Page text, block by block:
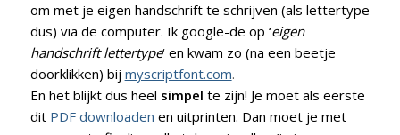
om met je eigen handschrift te schrijven (als lettertype
dus) via de computer. Ik google-de op ‘eigen
handschrift lettertype‘ en kwam zo (na een beetje
doorklikken) bij myscriptfont.com.
En het blijkt dus heel simpel te zijn! Je moet als eerste
dit PDF downloaden en uitprinten. Dan moet je met